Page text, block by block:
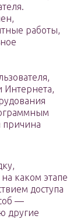
работы,
Интернета,
причина
каком этапе
доступа
—
другие